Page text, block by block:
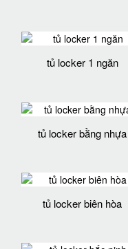
tủ locker 1 ngăn
tủ locker bằng nhựa
tủ locker biên hòa